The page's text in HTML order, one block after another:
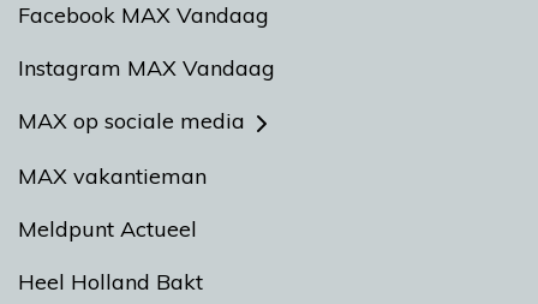
Facebook MAX Vandaag
Instagram MAX Vandaag
MAX op sociale media
MAX vakantieman
Meldpunt Actueel
Heel Holland Bakt